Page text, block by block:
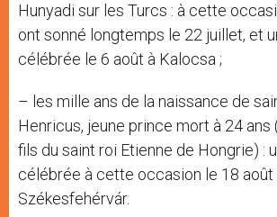
Hunyadi sur les Turcs : à cette
ont sonné longtemps le 22 juillet, et
célébrée le 6 août à Kalocsa ;
– les mille ans de la naissance de
Henricus, jeune prince mort à 24 ans
fils du saint roi Etienne de Hongrie) :
célébrée à cette occasion le 18 août
Székesfehérvár.